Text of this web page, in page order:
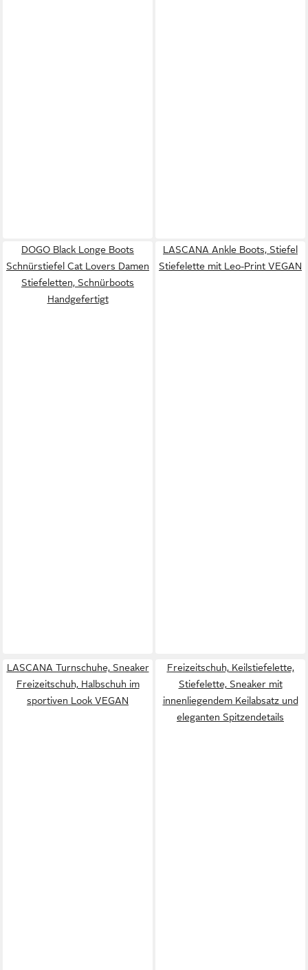
DOGO Black Longe Boots
Schnürstiefel Cat Lovers Damen
Stiefeletten, Schnürboots
Handgefertigt
LASCANA Ankle Boots, Stiefel
Stiefelette mit Leo-Print VEGAN
LASCANA Turnschuhe, Sneaker
Freizeitschuh, Halbschuh im
sportiven Look VEGAN
Freizeitschuh, Keilstiefelette,
Stiefelette, Sneaker mit
innenliegendem Keilabsatz und
eleganten Spitzendetails